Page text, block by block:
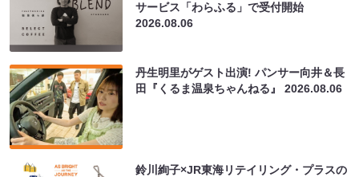
サービス「わらふる」で受付開始
2026.08.06
丹生明里がゲスト出演! パンサー向井＆長
田『くるま温泉ちゃんねる』2026.08.06
鈴川絢子×JR東海リテイリング・プラスの